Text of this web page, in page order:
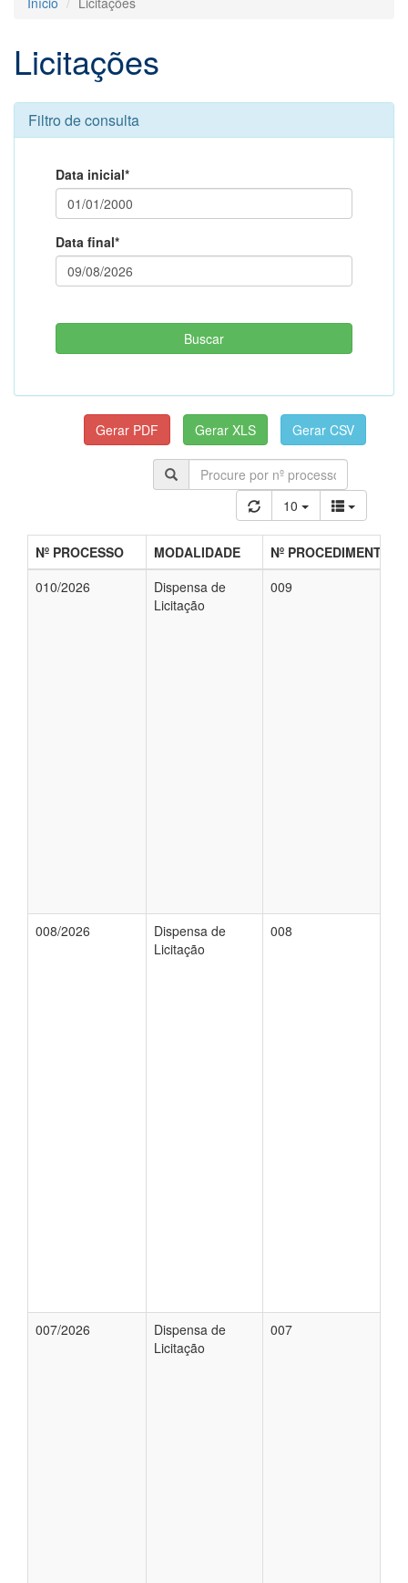
Licitações
Filtro de consulta
Data inicial*
Data final*
10
Nº PROCESSO MODALIDADE
Nº PROCEDIMENTO
010/2026
Dispensa de
Licitação
009
008/2026
Dispensa de
Licitação
008
007/2026
Dispensa de
Licitação
007